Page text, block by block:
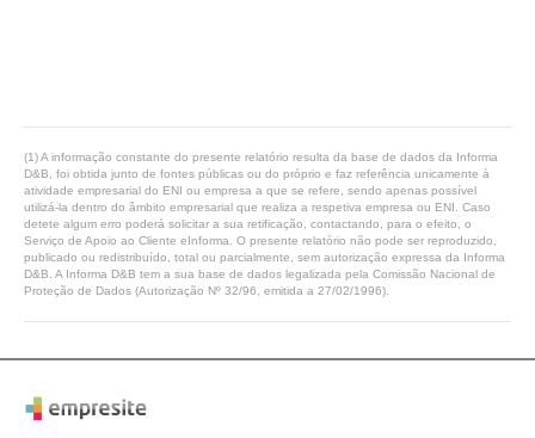
(1) A informação constante do presente relatório resulta da base de dados da Informa
D&B, foi obtida junto de fontes públicas ou do próprio e faz referência unicamente à
atividade empresarial do ENI ou empresa a que se refere, sendo apenas possível
utilizá-la dentro do âmbito empresarial que realiza a respetiva empresa ou ENI. Caso
detete algum erro poderá solicitar a sua retificação, contactando, para o efeito, o
Serviço de Apoio ao Cliente eInforma. O presente relatório não pode ser reproduzido,
publicado ou redistribuído, total ou parcialmente, sem autorização expressa da Informa
D&B. A Informa D&B tem a sua base de dados legalizada pela Comissão Nacional de
Proteção de Dados (Autorização Nº 32/96, emitida a 27/02/1996).